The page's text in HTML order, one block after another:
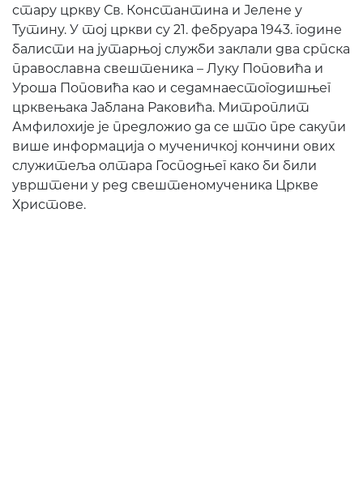
стару цркву Св. Константина и Јелене у
Тутину. У тој цркви су 21. фебруара 1943. године
балисти на јутарњој служби заклали два српска
православна свештеника – Луку Поповића и
Уроша Поповића као и седамнаестогодишњег
црквењака Јаблана Раковића. Митроплит
Амфилохије је предложио да се што пре сакупи
више информација о мученичкој кончини ових
служитеља олтара Господњег како би били
уврштени у ред свештеномученика Цркве
Христове.